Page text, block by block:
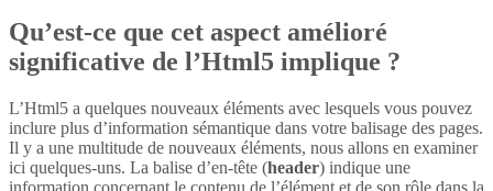
Qu’est-ce que cet aspect amélioré
significative de l’Html5 implique ?
L’Html5 a quelques nouveaux éléments avec lesquels vous pouvez
inclure plus d’information sémantique dans votre balisage des pages.
Il y a une multitude de nouveaux éléments, nous allons en examiner
ici quelques-uns. La balise d’en-tête (header) indique une
information concernant le contenu de l’élément et de son rôle dans la